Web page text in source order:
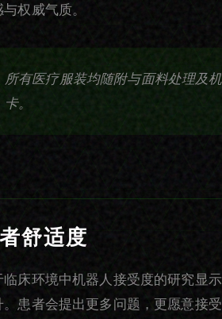
权威气质。
所有医疗服装均随附与面料处理及
卡。
舒适度
临床环境中机器人接受度的研究显
。患者会提出更多问题，更愿意接